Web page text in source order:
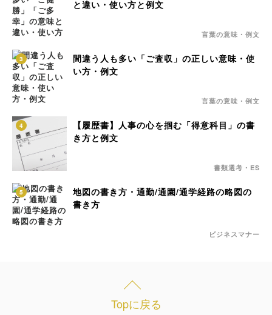
と違い・使い方と例文
言葉の意味・例文
3
間違う人も多い「ご査収」の正しい意味・使
い方・例文
言葉の意味・例文
4
【履歴書】人事の心を掴む「得意科目」の書
き方と例文
書類選考・ES
5
地図の書き方・通勤/通園/通学経路の略図の
書き方
ビジネスマナー
Topに戻る